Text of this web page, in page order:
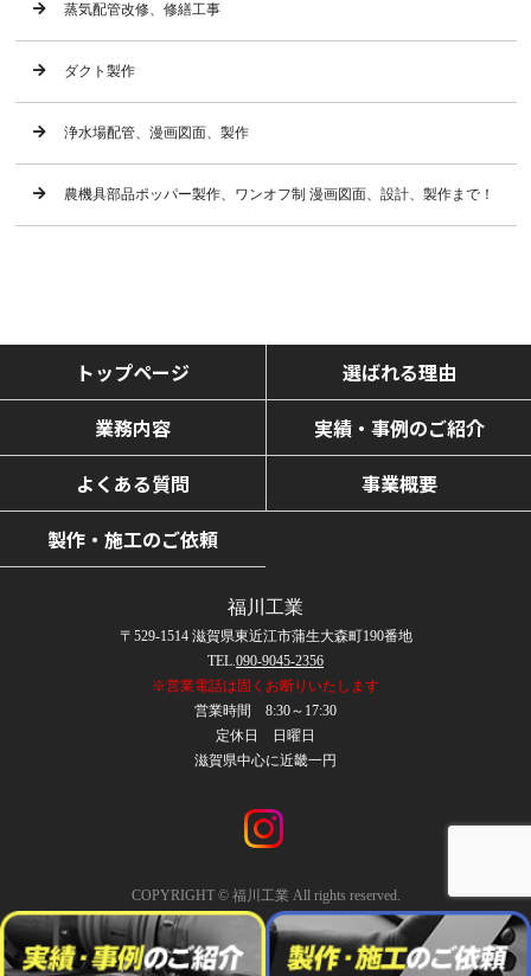
蒸気配管改修、修繕工事
ダクト製作
浄水場配管、漫画図面、製作
農機具部品ポッパー製作、ワンオフ制 漫画図面、設計、製作まで！
トップページ
選ばれる理由
業務内容
実績・事例のご紹介
よくある質問
事業概要
製作・施工のご依頼
福川工業
〒529-1514 滋賀県東近江市蒲生大森町190番地
TEL.090-9045-2356
※営業電話は固くお断りいたします
営業時間 8:30～17:30
定休日 日曜日
滋賀県中心に近畿一円
COPYRIGHT © 福川工業 All rights reserved.